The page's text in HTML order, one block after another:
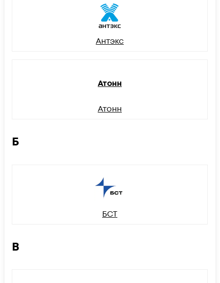
Антэкс
Атонн
Атонн
Б
БСТ
В